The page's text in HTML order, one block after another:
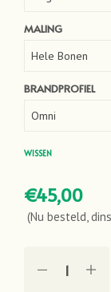
MALING
BRANDPROFIEL
WISSEN
€45,00
(Nu besteld,